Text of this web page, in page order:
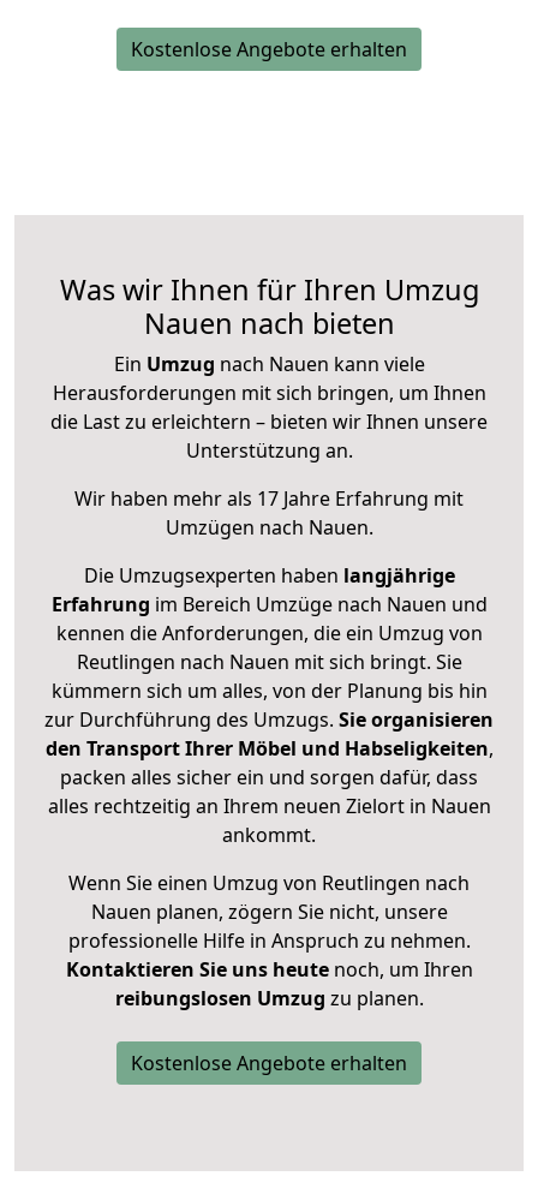
Kostenlose Angebote erhalten
Was wir Ihnen für Ihren Umzug
Nauen nach bieten
Ein Umzug nach Nauen kann viele
Herausforderungen mit sich bringen, um Ihnen
die Last zu erleichtern – bieten wir Ihnen unsere
Unterstützung an.
Wir haben mehr als 17 Jahre Erfahrung mit
Umzügen nach Nauen.
Die Umzugsexperten haben langjährige
Erfahrung im Bereich Umzüge nach Nauen und
kennen die Anforderungen, die ein Umzug von
Reutlingen nach Nauen mit sich bringt. Sie
kümmern sich um alles, von der Planung bis hin
zur Durchführung des Umzugs. Sie organisieren
den Transport Ihrer Möbel und Habseligkeiten,
packen alles sicher ein und sorgen dafür, dass
alles rechtzeitig an Ihrem neuen Zielort in Nauen
ankommt.
Wenn Sie einen Umzug von Reutlingen nach
Nauen planen, zögern Sie nicht, unsere
professionelle Hilfe in Anspruch zu nehmen.
Kontaktieren Sie uns heutenoch, um Ihren
reibungslosen Umzug zu planen.
Kostenlose Angebote erhalten